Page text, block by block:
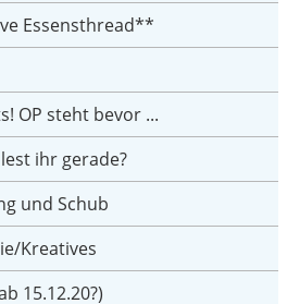
Essensthread**
OP steht bevor ...
ihr gerade?
und Schub
Kreatives
15.12.20?)